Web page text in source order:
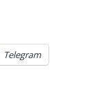
Telegram